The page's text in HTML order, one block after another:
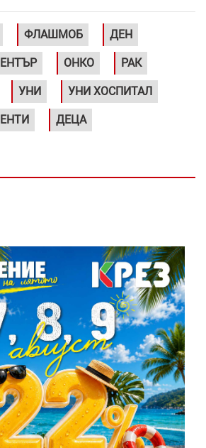
ФЛАШМОБ ДЕН
ОНКО РАК
УНИ УНИ ХОСПИТАЛ
ДЕЦА